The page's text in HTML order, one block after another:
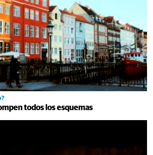
todos los esquemas